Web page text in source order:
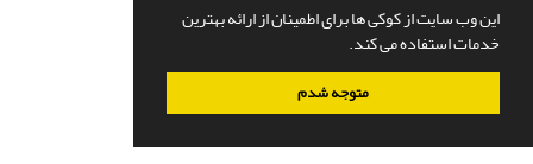
این وب سایت از کوکی ها برای اطمینان از ارائه بهترین
خدمات استفاده می کند.
متوجه شدم
سامانه مدیریت نشریات علمی.طراحی و پیاده سازی ازسیناوب